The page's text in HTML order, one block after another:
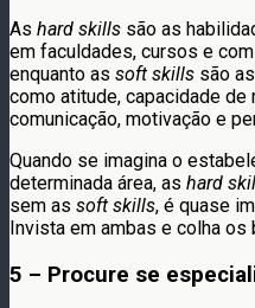
As hard skills são as
em faculdades, cursos e
enquanto as soft skills são
como atitude, capacidade
comunicação, motivação e
Quando se imagina o
determinada área, as hard
sem as soft skills, é quase
Invista em ambas e colha
5 – Procure se